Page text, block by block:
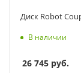
Диск Robot
В наличии
26 745 руб.